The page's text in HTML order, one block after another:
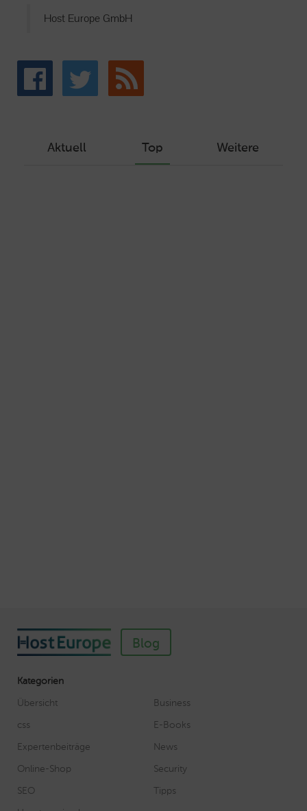
Host Europe GmbH
Aktuell Top Weitere
Blog
Kategorien
Übersicht
Business
css
E-Books
Expertenbeiträge
News
Online-Shop
Security
SEO
Tipps